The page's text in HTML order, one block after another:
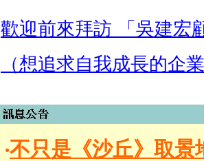
歡迎前來拜訪 「吳建宏
（想追求自我成長的企
‧不只是《沙丘》取景